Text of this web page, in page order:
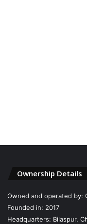
Ownership Details
Owned and operated by:
Founded in: 2017
Headquarters: Bilaspur,